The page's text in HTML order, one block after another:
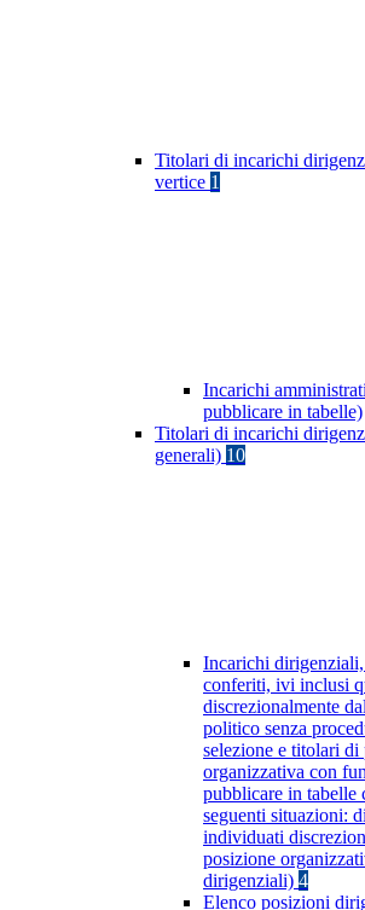
Titolari di incarichi
vertice 1
Incarichi
pubblicare in tabelle)
Titolari di incarichi
generali) 10
Incarichi
conferiti, ivi inclusi
discrezionalmente
politico senza
selezione e titolari di
organizzativa con
pubblicare in tabelle
seguenti situazioni:
individuati
posizione
dirigenziali) 4
Elenco posizioni